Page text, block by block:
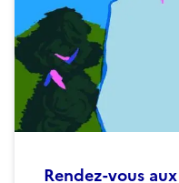
Rendez-vous